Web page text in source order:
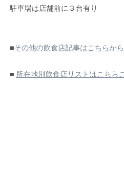
駐車場は店舗前に３台有り
■その他の飲食店記事はこちらか
■ 所在地別飲食店リストはこちら